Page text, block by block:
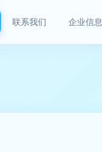
联系我们 企业信息